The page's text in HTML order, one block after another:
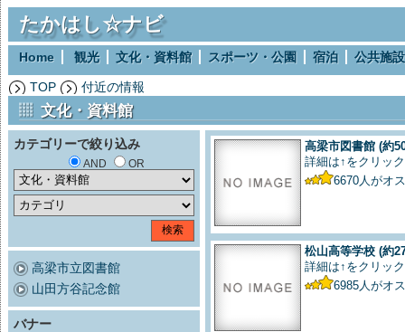
たかはし☆ナビ
Home 観光 文化・資料館 スポーツ・公園 宿泊 公共施設
TOP 付近の情報
文化・資料館
カテゴリーで絞り込み
AND OR
高梁市立図書館
山田方谷記念館
バナー
高梁市図書館 (約
詳細は↑をクリック
6670 人がオ
松山高等学校 (約
詳細は↑をクリック
6985 人がオ